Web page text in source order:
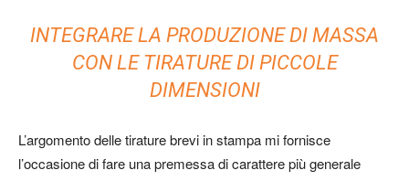
INTEGRARE LA PRODUZIONE DI MASSA
CON LE TIRATURE DI PICCOLE
DIMENSIONI
L’argomento delle tirature brevi in stampa mi fornisce
l’occasione di fare una premessa di carattere più generale